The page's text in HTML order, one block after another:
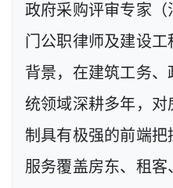
政府采购评审专家
门公职律师及建设
背景，在建筑工务
统领域深耕多年，
制具有极强的前端
服务覆盖房东、租